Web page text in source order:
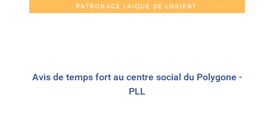
Avis de temps fort au centre social du Polygone -
PLL